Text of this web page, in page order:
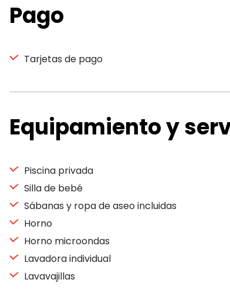
Pago
Tarjetas de pago
Equipamiento y
Piscina privada
Silla de bebé
Sábanas y ropa de aseo incluidas
Horno
Horno microondas
Lavadora individual
Lavavajillas